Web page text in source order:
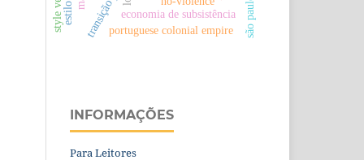
economia de subsistência são paulo
portuguese colonial empire
INFORMAÇÕES
Para Leitores